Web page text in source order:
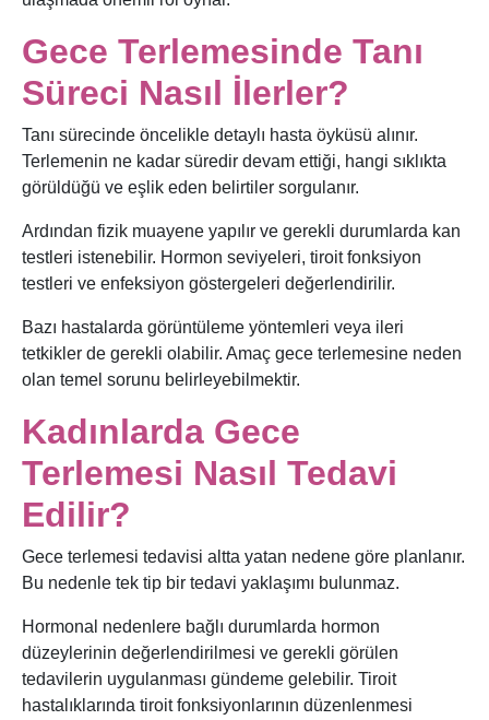
Gece Terlemesinde Tanı
Süreci Nasıl İlerler?
Tanı sürecinde öncelikle detaylı hasta öyküsü alınır.
Terlemenin ne kadar süredir devam ettiği, hangi sıklıkta
görüldüğü ve eşlik eden belirtiler sorgulanır.
Ardından fizik muayene yapılır ve gerekli durumlarda kan
testleri istenebilir. Hormon seviyeleri, tiroit fonksiyon
testleri ve enfeksiyon göstergeleri değerlendirilir.
Bazı hastalarda görüntüleme yöntemleri veya ileri
tetkikler de gerekli olabilir. Amaç gece terlemesine neden
olan temel sorunu belirleyebilmektir.
Kadınlarda Gece
Terlemesi Nasıl Tedavi
Edilir?
Gece terlemesi tedavisi altta yatan nedene göre planlanır.
Bu nedenle tek tip bir tedavi yaklaşımı bulunmaz.
Hormonal nedenlere bağlı durumlarda hormon
düzeylerinin değerlendirilmesi ve gerekli görülen
tedavilerin uygulanması gündeme gelebilir. Tiroit
hastalıklarında tiroit fonksiyonlarının düzenlenmesi